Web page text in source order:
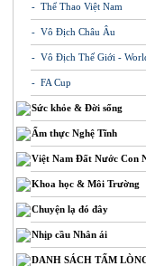
- Thể Thao Việt Nam
- Vô Địch Châu Âu
- Vô Địch Thế Giới -
- FA Cup
Sức khỏe & Đời sống
Ẩm thực Nghệ Tĩnh
Việt Nam Đất Nước Con
Khoa học & Môi Trường
Chuyện lạ đó đây
Nhịp cầu Nhân ái
DANH SÁCH TẤM